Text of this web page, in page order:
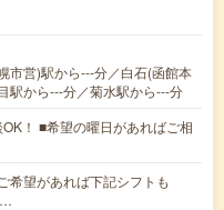
市営)駅から---分／白石(函館本
駅から---分／菊水駅から---分
！ ■希望の曜日があればご相
希望があれば下記シフトも
…